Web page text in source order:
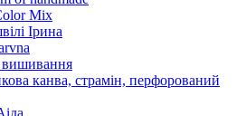
Mix
Ірина
вишивання
канва, страмін, перфорований